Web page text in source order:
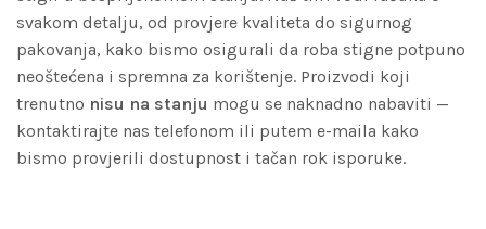
svakom detalju, od provjere kvaliteta do sigurnog
pakovanja, kako bismo osigurali da roba stigne potpuno
neoštećena i spremna za korištenje. Proizvodi koji
trenutno nisu na stanju mogu se naknadno nabaviti —
kontaktirajte nas telefonom ili putem e-maila kako
bismo provjerili dostupnost i tačan rok isporuke.